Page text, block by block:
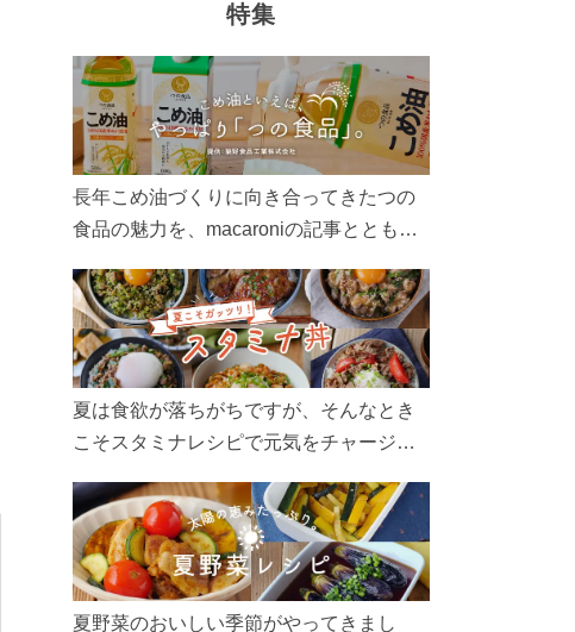
特集
長年こめ油づくりに向き合ってきたつの
食品の魅力を、macaroniの記事とともに
ん、製造現場や品質へのこだわりまで。
こめ油をもっと好きになるコンテンツを
ぜひお楽しみください。
夏は食欲が落ちがちですが、そんなとき
こそスタミナレシピで元気をチャージ！
リ食べて、夏バテを吹き飛ばしましょ
う！
夏野菜のおいしい季節がやってきまし